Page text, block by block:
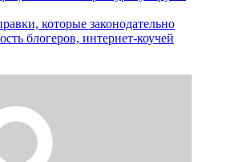
которые законодательно
блогеров, интернет-коучей